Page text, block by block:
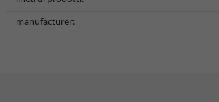
manufacturer: